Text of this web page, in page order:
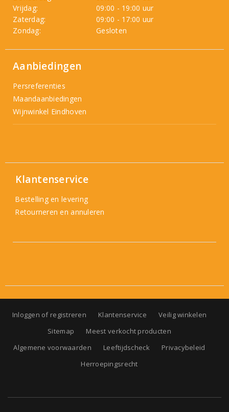
Vrijdag:
09:00 - 19:00 uur
Zaterdag:
09:00 - 17:00 uur
Zondag:
Gesloten
Aanbiedingen
Persreferenties
Maandaanbiedingen
Wijnwinkel Eindhoven
Klantenservice
Bestelling en levering
Retourneren en annuleren
Inloggen of registreren Klantenservice
Veilig winkelen
Sitemap
Meest verkocht producten
Algemene voorwaarden
Leeftijdscheck
Privacybeleid
Herroepingsrecht